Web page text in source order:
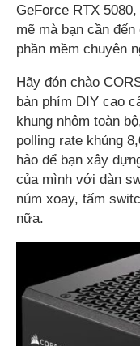
GeForce RTX
mẽ mà bạn cần
phần mềm chuyên
Hãy đón chào
bàn phím DIY cao
khung nhôm toàn
polling rate khủng
hảo để bạn xây
của mình với dàn
núm xoay, tấm
nữa.